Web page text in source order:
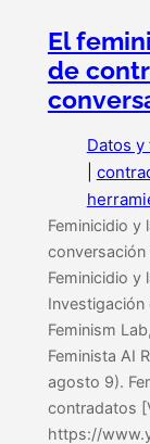
El
de
Datos
Feminicidio y
conversación
Feminicidio y
Investigación
Feminism
Feminista AI
agosto 9).
contradatos
https://